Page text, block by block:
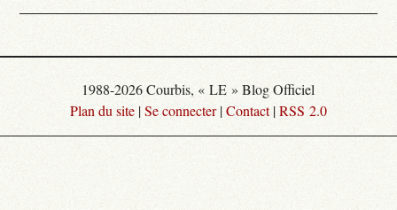
1988-2026 Courbis, « LE » Blog Officiel
Plan du site |Se connecter|Contact|RSS 2.0